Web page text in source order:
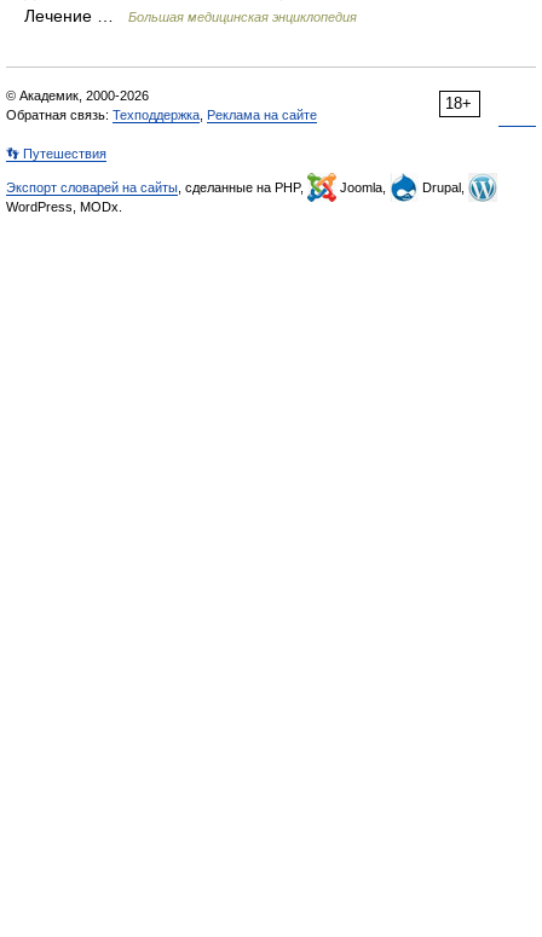
Лечение …
Большая медицинская энциклопедия
18+
© Академик, 2000-2026
Обратная связь: Техподдержка Реклама на сайте
👣 Путешествия
Экспорт словарей на сайты , сделанные на PHP, Joomla,
Drupal,
WordPress, MODx.